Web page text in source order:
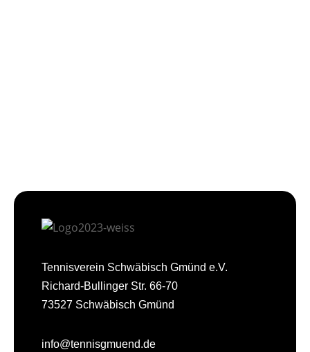
Tennisverein Schwäbisch Gmünd e.V.
Richard-Bullinger Str. 66-70
73527 Schwäbisch Gmünd
info@tennisgmuend.de